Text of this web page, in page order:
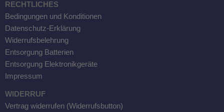
RECHTLICHES
Bedingungen und Konditionen
Datenschutz-Erklärung
Widerrufsbelehrung
Entsorgung Batterien
Entsorgung Elektronikgeräte
Impressum
WIDERRUF
Vertrag widerrufen (Widerrufsbutton)